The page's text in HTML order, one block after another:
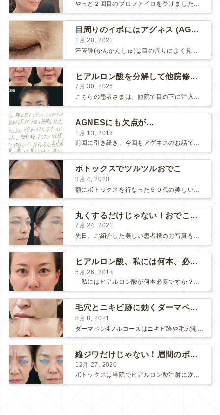
やっと２回目のプロファイロを受けました。 ↑ 写真はプロファイロ翌日です。 この距離の写真では凹凸は映らないですし、 実物も、首がよく見ると凹凸が残っている位で、 それも３日で...
目周りのイボにはアグネス (AGNES）が効く！（ほぼ）ノーダウンタイムのイボ治療
1月 20, 2021
ヒアルロン酸を分解して他院修正（目の下のチンダル現象とその補正）
7月 30, 2026
こちらの患者さまは、他院で目の下に注入したヒアルロン酸がチンダル現象を起こしていたため、 ヒアルロン酸を分解する薬（ヒアルロニダーゼ）で分解してから 改めてヒアルロン酸を入れ直しました。 ...
AGNESにも欠点が…
1月 13, 2018
前回に引き続き、今回もアグネスのお話です。 AGNESはとっても良い治療である一方、 欠点もいくつかありますので、そちらもお話ししておきますね。 AGNESの欠点 1. ダウンタイム A...
ボトックスでツルツルおでこ
3月 4, 2020
丸くするだけじゃない！おでこのヒアルロン酸注射
7月 24, 2021
先日、ご紹介した美しい患者様のお写真を使わせていただいて、おでこのヒアルロン酸注射について説明します。 （≫ 写真の患者様の経過はこちら『２年間で若返って綺麗になられた患者様』） なぜおでこに...
ヒアルロン酸、私には何本、必要ですか？
5月 26, 2018
「私にはヒアルロン酸が何本必要ですか？」 診察の時によく聞かれますが、なかなか難しい質問です。 どこまでこだわってキレイにしたいかによって 使うヒアルロン酸の量が変わるからです。 前回もご紹介させ...
毛穴とニキビ跡に効くダーマペン４フルコース
8月 8, 2021
ダーマペン4フルコースはニキビ跡や毛穴開きで悩まれている方に自信を持ってお勧めできる美肌治療です。 ↑ ダーマペン4フルコースを4回行いました。 ニキビ跡と毛穴開きが改善して肌のキメが整いまし...
縦ジワだけじゃない！眉間のボトックス注射
12月 27, 2020
ボトックスは当院でヒアルロン酸注射に次いで人気のある治療です。 私自身、美容治療が制限されていた妊娠・授乳中に一番やりたかったのはボトックスで、 「ボトックスが世の中から無くなったら困る！」と...